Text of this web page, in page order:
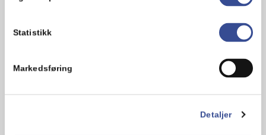
Statistikk
Markedsføring
Detaljer
3. Knus Oreokjeks og fordel kjeksene på
”anleggsplassen” og på lastebilen. Pynt